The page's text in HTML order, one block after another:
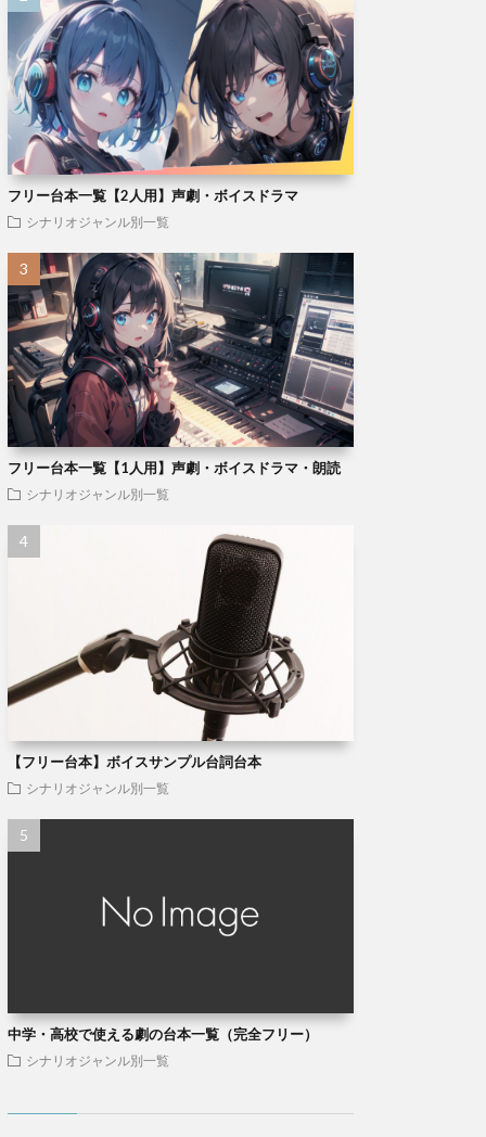
フリー台本一覧【2人用】声劇・ボイスドラマ
シナリオジャンル別一覧
フリー台本一覧【1人用】声劇・ボイスドラマ・朗読
シナリオジャンル別一覧
【フリー台本】ボイスサンプル台詞台本
シナリオジャンル別一覧
中学・高校で使える劇の台本一覧（完全フリー）
シナリオジャンル別一覧